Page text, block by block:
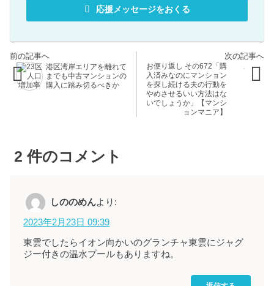
応援メッセージをおくる
港区湾岸エリアを離れて
までも中古マンションの
購入に踏み切るべきか
お便り返し その672「購
入済みなのにマンション
を探し続ける夫の行動を
やめさせるいい方法はな
いでしょうか」【マンシ
ョンマニア】
2 件のコメント
しののめんより:
2023年2月23日 09:39
東雲でしたらイオン向かいのグランチャ東雲にジャグ
ジー付きの温水プールもありますね。